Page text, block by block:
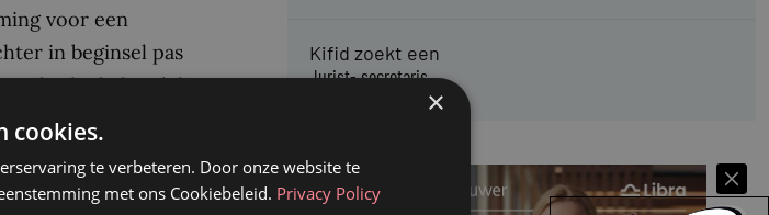
voor een
in beginsel pas
behandeling
op grond van de
ten grondslag
Kifid zoekt een
Jurist- secretaris
×
cookies.
te verbeteren. Door onze website te
met ons Cookiebeleid. Privacy Policy